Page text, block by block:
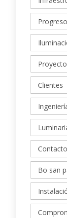
Progreso
Clientes
Bo san